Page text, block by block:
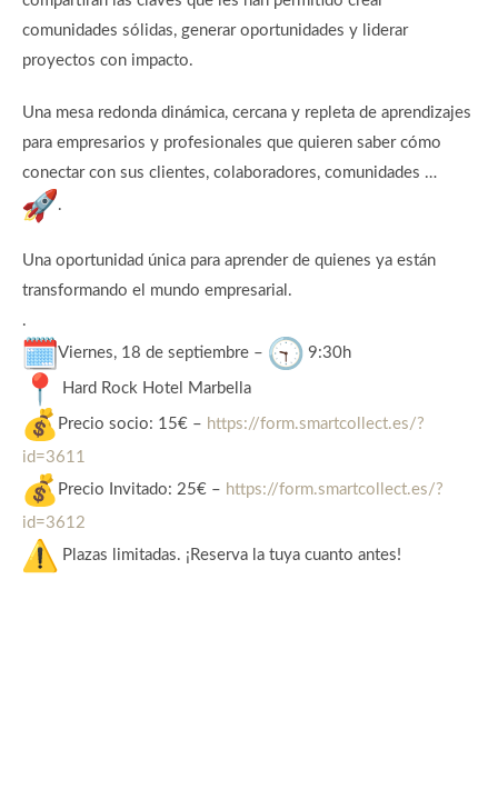
comunidades sólidas, generar oportunidades y liderar
proyectos con impacto.
Una mesa redonda dinámica, cercana y repleta de aprendizajes
para empresarios y profesionales que quieren saber cómo
conectar con sus clientes, colaboradores, comunidades …
.
Una oportunidad única para aprender de quienes ya están
transformando el mundo empresarial.
.
Viernes, 18 de septiembre –
9:30h
Hard Rock Hotel Marbella
Precio socio: 15€ – https://form.smartcollect.es/?
id=3611
Precio Invitado: 25€ – https://form.smartcollect.es/?
id=3612
Plazas limitadas. ¡Reserva la tuya cuanto antes!